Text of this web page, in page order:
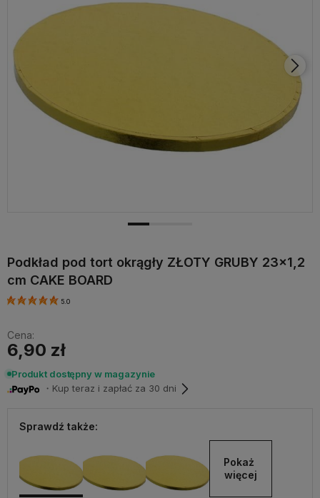
zaloguj się, aby przywrócić dodane produkty do listy
Podkład pod tort okrągły ZŁOTY GRUBY 23x1,2
cm CAKE BOARD
5.0
Cena:
6,90 zł
Produkt dostępny w magazynie
・Kup teraz i zapłać za 30 dni
Sprawdź także:
Pokaż
więcej